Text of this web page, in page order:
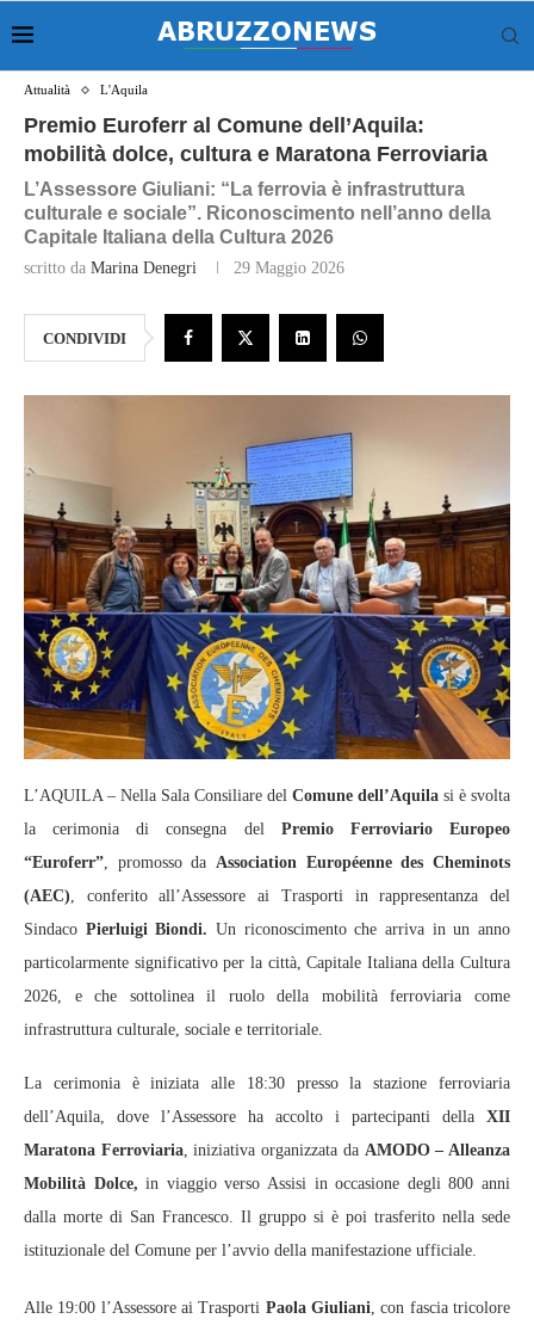
Attualità L'Aquila
Premio Euroferr al Comune dell’Aquila:
mobilità dolce, cultura e Maratona Ferroviaria
L’Assessore Giuliani: “La ferrovia è infrastruttura
culturale e sociale”. Riconoscimento nell’anno della
Capitale Italiana della Cultura 2026
scritto da Marina Denegri 29 Maggio 2026
CONDIVIDI
L’AQUILA – Nella Sala Consiliare del Comune dell’Aquila si è svolta
la cerimonia di consegna del Premio Ferroviario Europeo
“Euroferr”, promosso da Association Européenne des Cheminots
(AEC), conferito all’Assessore ai Trasporti in rappresentanza del
Sindaco Pierluigi Biondi. Un riconoscimento che arriva in un anno
particolarmente significativo per la città, Capitale Italiana della Cultura
2026, e che sottolinea il ruolo della mobilità ferroviaria come
infrastruttura culturale, sociale e territoriale.
La cerimonia è iniziata alle 18:30 presso la stazione ferroviaria
dell’Aquila, dove l’Assessore ha accolto i partecipanti della XII
Maratona Ferroviaria, iniziativa organizzata da AMODO – Alleanza
Mobilità Dolce, in viaggio verso Assisi in occasione degli 800 anni
dalla morte di San Francesco. Il gruppo si è poi trasferito nella sede
istituzionale del Comune per l’avvio della manifestazione ufficiale.
Alle 19:00 l’Assessore ai Trasporti Paola Giuliani, con fascia tricolore